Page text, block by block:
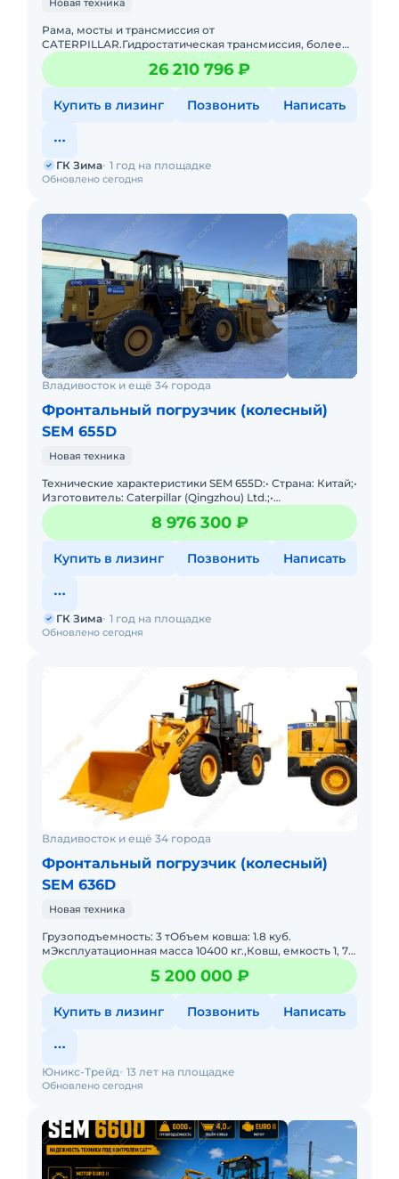
Новая техника
Рама, мосты и трансмиссия от
CATERPILLAR.Гидростатическая трансмиссия, более
эффективная, чем традиционная гидравлическая
трансмиссия, позволяет значительно сни
26 210 796 ₽
Купить в лизинг Позвонить Написать
Обновлено сегодня
ГК Зима 1 год на площадке
Владивосток и ещё 34 города
Фронтальный погрузчик (колесный)
SEM 655D
Новая техника
Технические характеристики SEM 655D:• Страна: Китай;•
Изготовитель: Caterpillar (Qingzhou) Ltd.;•
Грузоподъемность: 5000 кг;• Объем ковша: 3
8 976 300 ₽
Купить в лизинг Позвонить Написать
Обновлено сегодня
ГК Зима 1 год на площадке
Владивосток и ещё 34 города
Фронтальный погрузчик (колесный)
SEM 636D
Новая техника
Грузоподъемность: 3 тОбъем ковша: 1.8 куб.
мЭксплуатационная масса 10400 кг.,Ковш, емкость 1, 7
м3.Грузоподъемность: 3000 кгДвигатель: Weichai
WP6G125E22 (Евро- 5 200 000 ₽
Купить в лизинг Позвонить Написать
Обновлено сегодня
Юникс-Трейд 13 лет на площадке